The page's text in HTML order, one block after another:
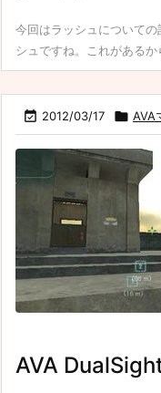
今回はラッシュについて
シュですね。これがあるか
 2012/03/17  AVA
AVA